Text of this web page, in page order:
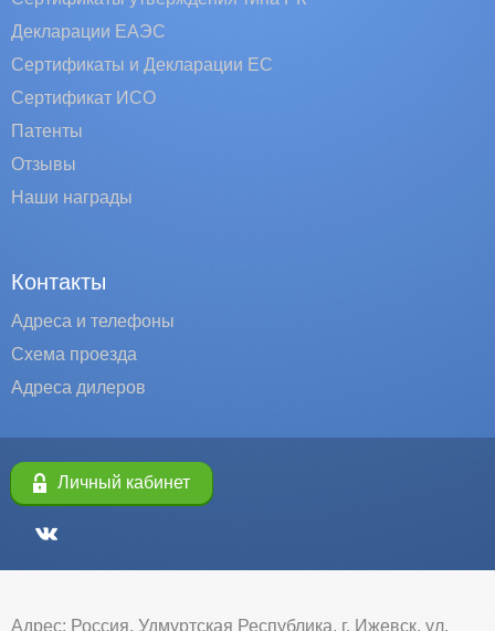
Декларации ЕАЭС
Сертификаты и Декларации EC
Сертификат ИСО
Патенты
Отзывы
Наши награды
Контакты
Адреса и телефоны
Схема проезда
Адреса дилеров
Личный кабинет
Адрес: Россия, Удмуртская Республика, г. Ижевск, ул.